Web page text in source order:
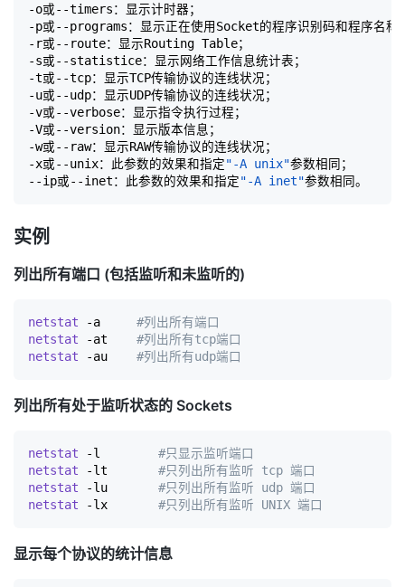
-o或--timers：显示计时器；
-p或--programs：显示正在使用Socket的程序识别码和程序名称
-r或--route：显示Routing Table；
-s或--statistice：显示网络工作信息统计表；
-t或--tcp：显示TCP传输协议的连线状况；
-u或--udp：显示UDP传输协议的连线状况；
-v或--verbose：显示指令执行过程；
-V或--version：显示版本信息；
-w或--raw：显示RAW传输协议的连线状况；
-x或--unix：此参数的效果和指定"-A unix"参数相同；
--ip或--inet：此参数的效果和指定"-A inet"
实例
列出所有端口 (包括监听和未监听的)
netstat -a #列出所有端口
netstat -at #列出所有tcp端口
netstat -au #列出所有udp
列出所有处于监听状态的 Sockets
netstat -l #只显示监听端口
netstat -lt #只列出所有监听 tcp 端口
netstat -lu #只列出所有监听 udp 端口
netstat -lx #只列出所有监听 UNIX 端口
显示每个协议的统计信息